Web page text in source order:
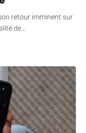
retour imminent sur
de…